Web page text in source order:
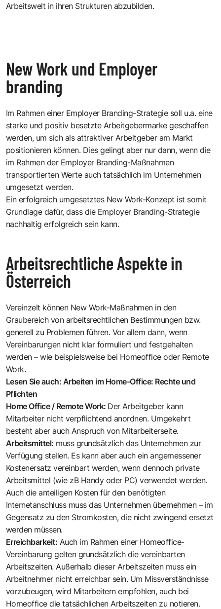
Arbeitswelt in ihren Strukturen abzubilden.
New Work und Employer
branding
Im Rahmen einer Employer Branding-Strategiesoll u.a. eine
starke und positiv besetzte Arbeitgebermarke geschaffen
werden, um sich als attraktiver Arbeitgeber am Markt
positionieren können. Dies gelingt aber nur dann, wenn die
im Rahmen der Employer Branding-Maßnahmen
transportierten Werte auch tatsächlich im Unternehmen
umgesetzt werden.
Ein erfolgreich umgesetztes New Work-Konzept ist somit
Grundlage dafür, dass die Employer Branding-Strategie
nachhaltig erfolgreich sein kann.
Arbeitsrechtliche Aspekte in
Österreich
Vereinzelt können New Work-Maßnahmen in den
Graubereich von arbeitsrechtlichen Bestimmungen bzw.
generell zu Problemen führen. Vor allem dann, wenn
Vereinbarungen nicht klar formuliert und festgehalten
werden – wie beispielsweise bei Homeoffice oder Remote
Work.
Lesen Sie auch: Arbeiten im Home-Office: Rechte und
Pflichten
Home Office / Remote Work: Der Arbeitgeber kann
Mitarbeiter nicht verpflichtend anordnen. Umgekehrt
besteht aber auch Anspruch von Mitarbeiterseite.
Arbeitsmittel: muss grundsätzlich das Unternehmen zur
Verfügung stellen. Es kann aber auch ein angemessener
Kostenersatz vereinbart werden, wenn dennoch private
Arbeitsmittel (wie zB Handy oder PC) verwendet werden.
Auch die anteiligen Kosten für den benötigten
Internetanschluss muss das Unternehmen übernehmen – im
Gegensatz zu den Stromkosten, die nicht zwingend ersetzt
werden müssen.
Erreichbarkeit: Auch im Rahmen einer Homeoffice-
Vereinbarung gelten grundsätzlich die vereinbarten
Arbeitszeiten. Außerhalb dieser Arbeitszeiten muss ein
Arbeitnehmer nicht erreichbar sein. Um Missverständnisse
vorzubeugen, wird Mitarbeitern empfohlen, auch bei
Homeoffice die tatsächlichen Arbeitszeiten zu notieren.